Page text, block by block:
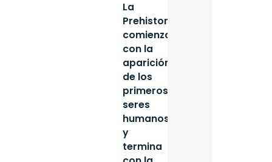
La
Prehistoria
comienza
con la
aparición
de los
primeros
seres
humanos
y
termina